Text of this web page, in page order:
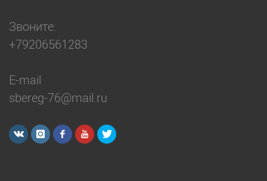
Звоните:
+79206561283
E-mail
sbereg-76@mail.ru